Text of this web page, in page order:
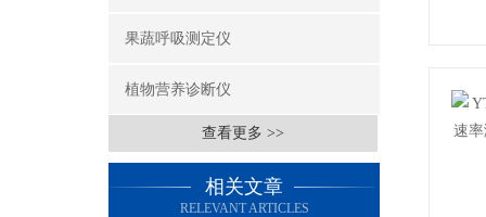
果蔬呼吸测定仪
植物营养诊断仪
查看更多 >>
相关文章
RELEVANT ARTICLES